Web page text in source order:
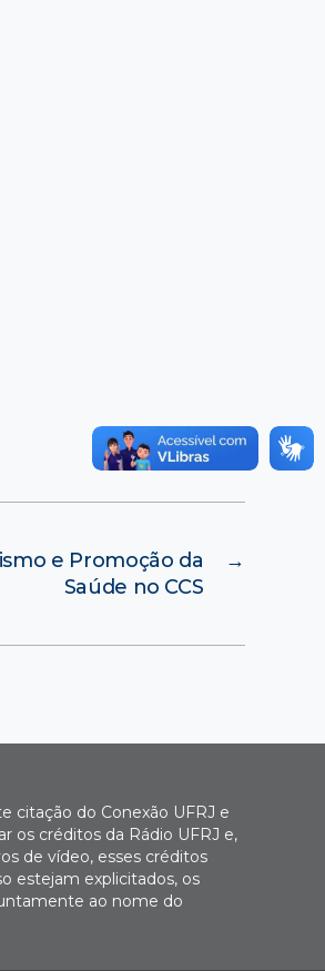
→
e Promoção da
Saúde no CCS
citação do Conexão UFRJ e
os créditos da Rádio UFRJ e,
de vídeo, esses créditos
estejam explicitados, os
ao nome do